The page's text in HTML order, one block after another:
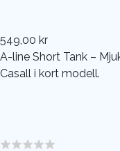
549,00 kr
A-line Short Tank –
Casall i kort modell.